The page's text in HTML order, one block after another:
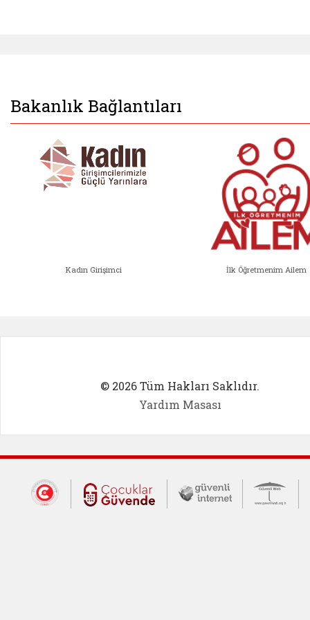
Bakanlık Bağlantıları
Kadın Girişimci İlk Öğretmenim Ailem
© 2026 Tüm Hakları Saklıdır.
Yardım Masası
Dış Bağlantılar
Cumhurbaşkanlığı İletişim Merkezi
Çocuklar Güvende (yeni
Güvenli